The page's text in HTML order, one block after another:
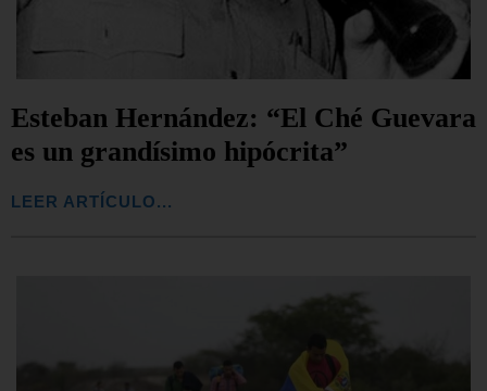
Esteban Hernández: “El Ché Guevara
es un grandísimo hipócrita”
LEER ARTÍCULO...